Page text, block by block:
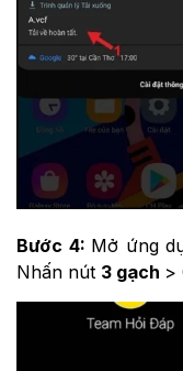
Bước 4: Mở ứng
Nhấn nút 3 gạch >